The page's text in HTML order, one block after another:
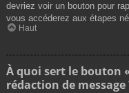
devriez voir un bouton pour
vous accéderez aux étapes
Haut
À quoi sert le bouton
rédaction de message